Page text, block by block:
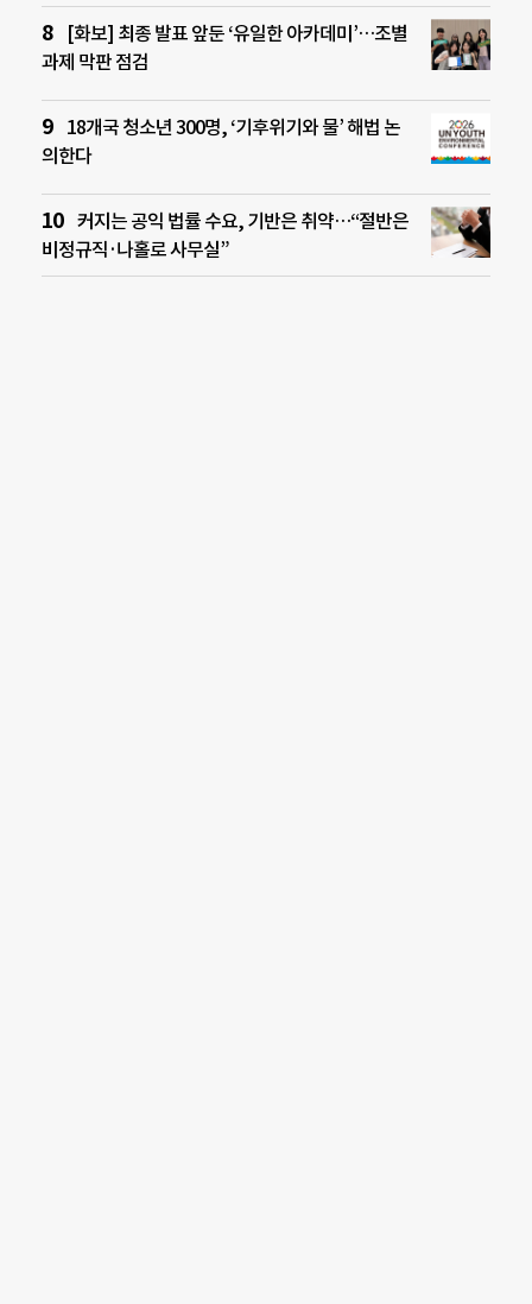
[화보] 최종 발표 앞둔 ‘유일한 아카데미’…조별
과제 막판 점검
18개국 청소년 300명, ‘기후위기와 물’ 해법 논
의한다
커지는 공익 법률 수요, 기반은 취약…“절반은
비정규직·나홀로 사무실”